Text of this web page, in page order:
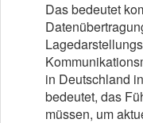
Das bedeutet
in Deutschland
bedeutet, das
müssen, um